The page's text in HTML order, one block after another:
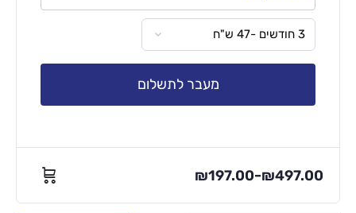
מעבר לתשלום
₪197.00–₪497.00